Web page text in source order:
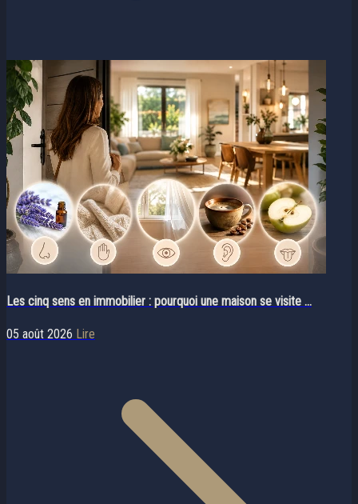
Les cinq sens en immobilier : pourquoi une maison se visite ...
05 août 2026 Lire